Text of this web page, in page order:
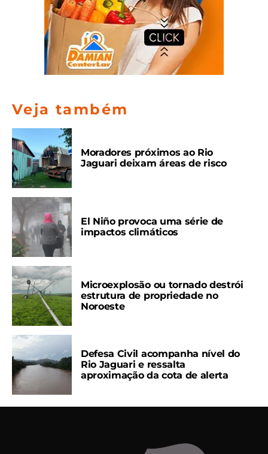
Veja também
Moradores próximos ao Rio
Jaguari deixam áreas de risco
El Niño provoca uma série de
impactos climáticos
Microexplosão ou tornado destrói
estrutura de propriedade no
Noroeste
Defesa Civil acompanha nível do
Rio Jaguari e ressalta
aproximação da cota de alerta